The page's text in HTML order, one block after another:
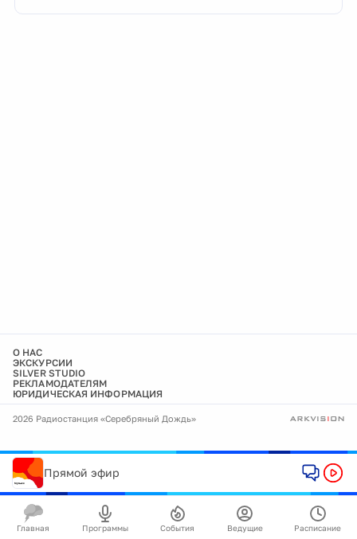
О НАС
ЭКСКУРСИИ
SILVER STUDIO
РЕКЛАМОДАТЕЛЯМ
ЮРИДИЧЕСКАЯ ИНФОРМАЦИЯ
2026 Радиостанция «Серебряный Дождь»
Прямой эфир
Главная Программы События Ведущие Расписание